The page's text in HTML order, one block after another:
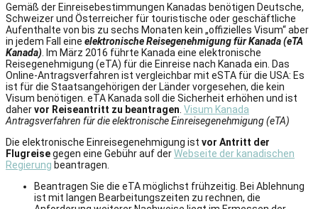
Gemäß der Einreisebestimmungen Kanadas benötigen Deutsche,
Schweizer und Österreicher für touristische oder geschäftliche
Aufenthalte von bis zu sechs Monaten kein „offizielles Visum“ aber
in jedem Fall eine elektronische Reisegenehmigung für Kanada (eTA
Kanada) . Im März 2016 führte Kanada eine elektronische
Reisegenehmigung (eTA) für die Einreise nach Kanada ein. Das
Online-Antragsverfahren ist vergleichbar mit eSTA für die USA: Es
ist für die Staatsangehörigen der Länder vorgesehen, die kein
Visum benötigen. eTA Kanada soll die Sicherheit erhöhen und ist
dahervor Reiseantritt zu beantragen Visum Kanada
Antragsverfahren für die elektronische Einreisegenehmigung (eTA)
Die elektronische Einreisegenehmigung ist vor Antritt der
Flugreisegegen eine Gebühr auf derWebseite der kanadischen
Regierung beantragen.
Beantragen Sie die eTA möglichst frühzeitig. Bei Ablehnung
ist mit langen Bearbeitungszeiten zu rechnen, die